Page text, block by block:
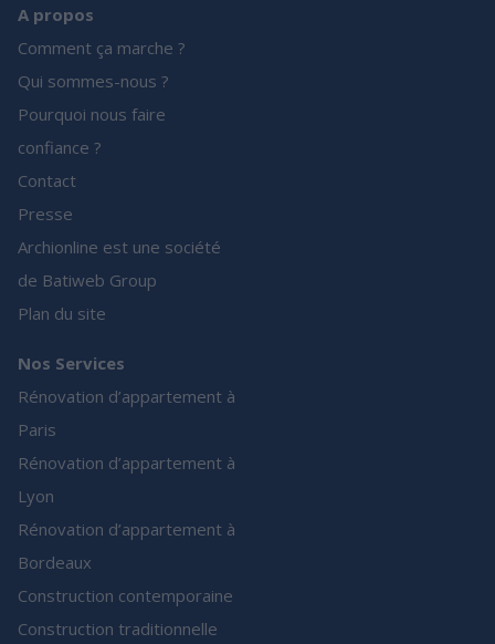
A propos
Comment ça marche ?
Qui sommes-nous ?
Pourquoi nous faire
confiance ?
Contact
Presse
Archionline est une société
de Batiweb Group
Plan du site
Nos Services
Rénovation d’appartement à
Paris
Rénovation d’appartement à
Lyon
Rénovation d’appartement à
Bordeaux
Construction contemporaine
Construction traditionnelle